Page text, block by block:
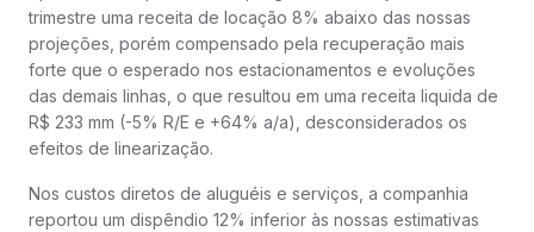
trimestre uma receita de locação 8% abaixo das nossas
projeções, porém compensado pela recuperação mais
forte que o esperado nos estacionamentos e evoluções
das demais linhas, o que resultou em uma receita liquida de
R$ 233 mm (-5% R/E e +64% a/a), desconsiderados os
efeitos de linearização.
Nos custos diretos de aluguéis e serviços, a companhia
reportou um dispêndio 12% inferior às nossas estimativas